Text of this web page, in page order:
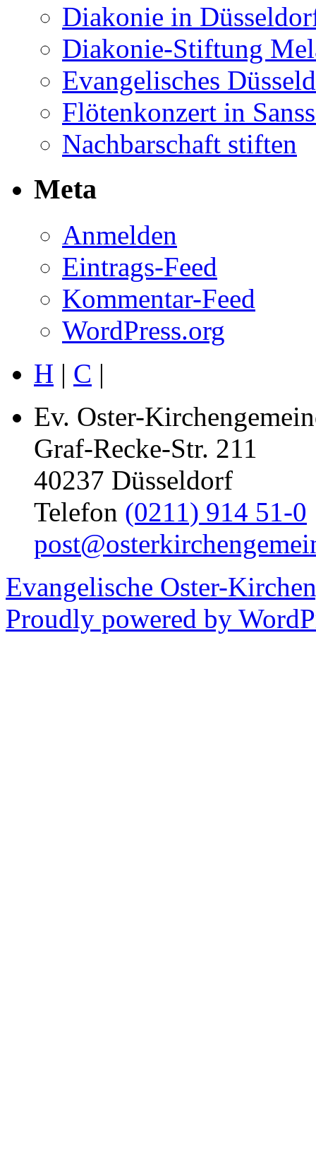
Diakonie in
Diakonie-Stiftung
Evangelisches
Flötenkonzert in
Nachbarschaft stiften
Meta
Anmelden
Eintrags-Feed
Kommentar-Feed
WordPress.org
H | C |
Ev. Oster-
Graf-Recke-Str. 211
40237 Düsseldorf
Telefon (0211) 914 51-0
Evangelische Oster-
Proudly powered by